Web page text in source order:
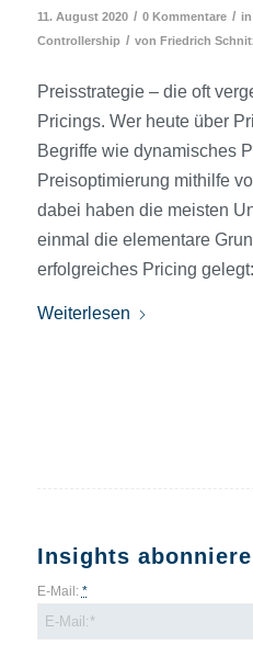
11. August 2020 / 0 Kommentare / in
Controllership / von Friedrich
Preisstrategie – die oft
Pricings. Wer heute über
Begriffe wie dynamisches
Preisoptimierung mithilfe
dabei haben die meisten
einmal die elementare
erfolgreiches Pricing
Weiterlesen
Insights
E-Mail: *